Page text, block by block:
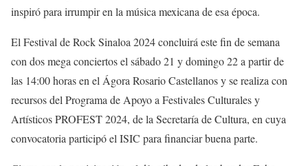
inspiró para irrumpir en la música mexicana de esa época.
El Festival de Rock Sinaloa 2024concluirá este fin de semana
con dos mega conciertos el sábado 21 y domingo 22 a partir de
las 14:00 horas en el Ágora Rosario Castellanosy se realiza con
recursos del Programa de Apoyo a Festivales Culturales y
Artísticos PROFEST 2024, de la Secretaría de Cultura, en cuya
convocatoria participó el ISIC para financiar buena parte.